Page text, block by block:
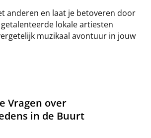
anderen en laat je betoveren door
lokale artiesten
muzikaal avontuur in jouw
Vragen over
in de Buurt